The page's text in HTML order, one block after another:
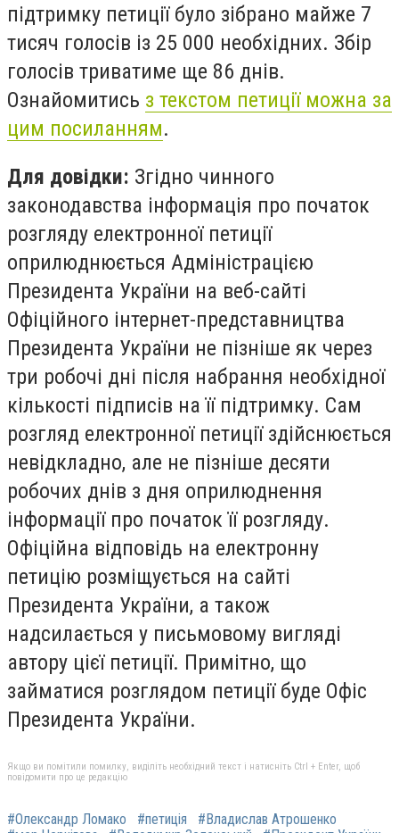
підтримку петиції було зібрано майже 7
тисяч голосів із 25 000 необхідних. Збір
голосів триватиме ще 86 днів.
Ознайомитись з текстом петиції можна за
цим посиланням.
Для довідки: Згідно чинного
законодавства інформація про початок
розгляду електронної петиції
оприлюднюється Адміністрацією
Президента України на веб-сайті
Офіційного інтернет-представництва
Президента України не пізніше як через
три робочі дні після набрання необхідної
кількості підписів на її підтримку. Сам
розгляд електронної петиції здійснюється
невідкладно, але не пізніше десяти
робочих днів з дня оприлюднення
інформації про початок її розгляду.
Офіційна відповідь на електронну
петицію розміщується на сайті
Президента України, а також
надсилається у письмовому вигляді
автору цієї петиції. Примітно, що
займатися розглядом петиції буде Офіс
Президента України.
Якщо ви помітили помилку, виділіть необхідний текст і натисніть Ctrl + Enter, щоб
повідомити про це редакцію
#Олександр Ломако #петиція
#Владислав Атрошенко